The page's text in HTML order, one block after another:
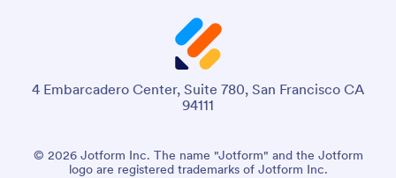
4 Embarcadero Center, Suite 780, San Francisco CA
94111
© 2026 Jotform Inc. The name "Jotform" and the Jotform
logo are registered trademarks of Jotform Inc.